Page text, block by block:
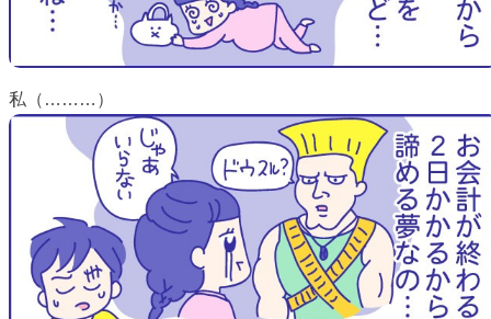
私（………）